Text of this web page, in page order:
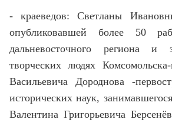
- краеведов: Светланы
опубликовавшей более 50
дальневосточного региона и
творческих людях
Васильевича Дороднова -
исторических наук,
Валентина Григорьевича